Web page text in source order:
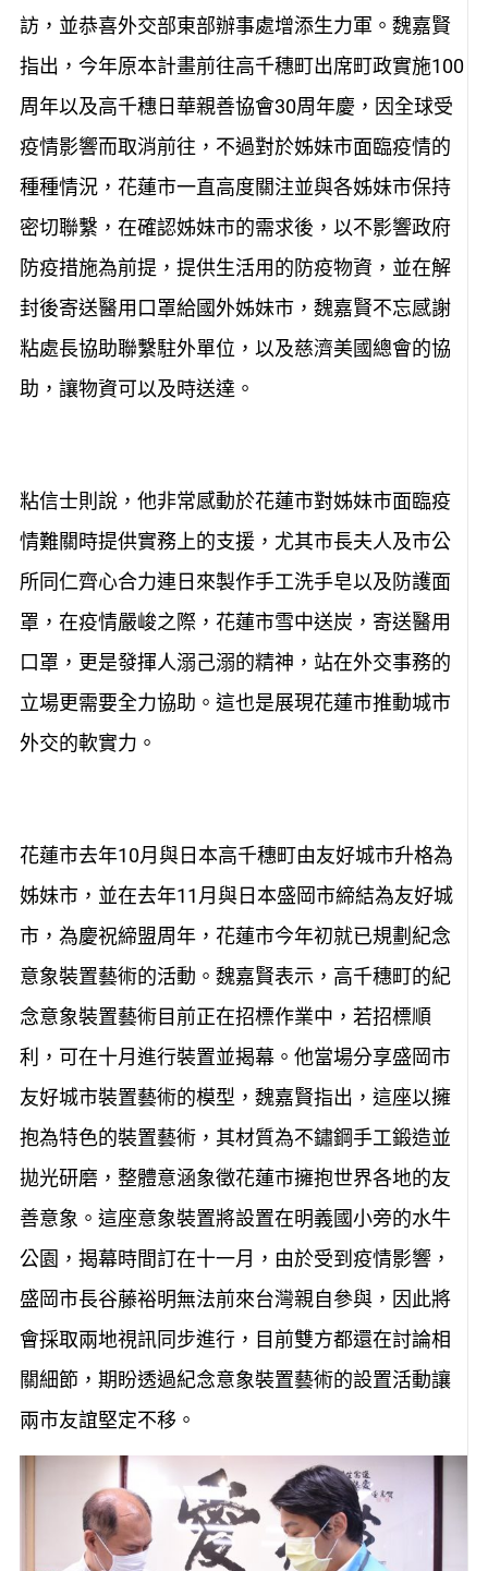
訪，並恭喜外交部東部辦事處增添生力軍。魏嘉賢
指出，今年原本計畫前往高千穗町出席町政實施100
周年以及高千穗日華親善協會30周年慶，因全球受
疫情影響而取消前往，不過對於姊妹市面臨疫情的
種種情況，花蓮市一直高度關注並與各姊妹市保持
密切聯繫，在確認姊妹市的需求後，以不影響政府
防疫措施為前提，提供生活用的防疫物資，並在解
封後寄送醫用口罩給國外姊妹市，魏嘉賢不忘感謝
粘處長協助聯繫駐外單位，以及慈濟美國總會的協
助，讓物資可以及時送達。
粘信士則說，他非常感動於花蓮市對姊妹市面臨疫
情難關時提供實務上的支援，尤其市長夫人及市公
所同仁齊心合力連日來製作手工洗手皂以及防護面
罩，在疫情嚴峻之際，花蓮市雪中送炭，寄送醫用
口罩，更是發揮人溺己溺的精神，站在外交事務的
立場更需要全力協助。這也是展現花蓮市推動城市
外交的軟實力。
花蓮市去年10月與日本高千穗町由友好城市升格為
姊妹市，並在去年11月與日本盛岡市締結為友好城
市，為慶祝締盟周年，花蓮市今年初就已規劃紀念
意象裝置藝術的活動。魏嘉賢表示，高千穗町的紀
念意象裝置藝術目前正在招標作業中，若招標順
利，可在十月進行裝置並揭幕。他當場分享盛岡市
友好城市裝置藝術的模型，魏嘉賢指出，這座以擁
抱為特色的裝置藝術，其材質為不鏽鋼手工鍛造並
拋光研磨，整體意涵象徵花蓮市擁抱世界各地的友
善意象。這座意象裝置將設置在明義國小旁的水牛
公園，揭幕時間訂在十一月，由於受到疫情影響，
盛岡市長谷藤裕明無法前來台灣親自參與，因此將
會採取兩地視訊同步進行，目前雙方都還在討論相
關細節，期盼透過紀念意象裝置藝術的設置活動讓
兩市友誼堅定不移。